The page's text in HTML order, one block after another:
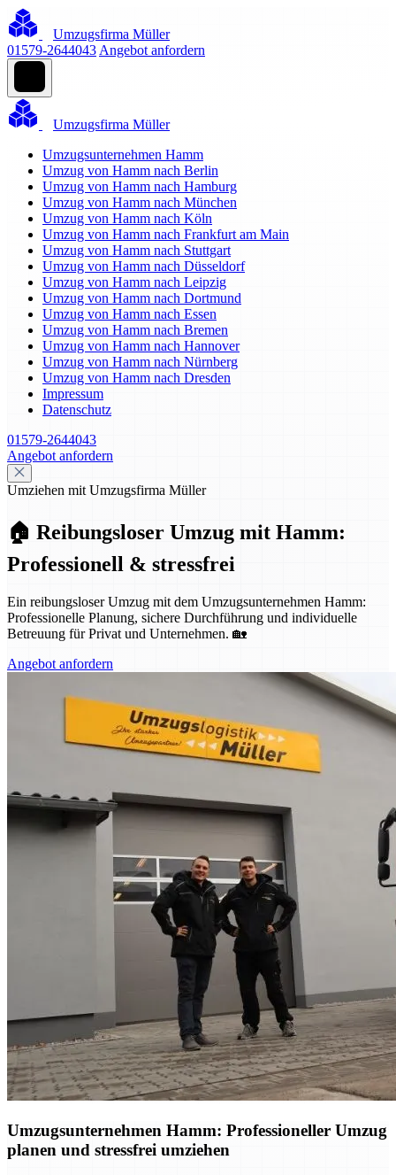
Umzugsfirma Müller
01579-2644043 Angebot anfordern
Umzugsfirma Müller
Umzugsunternehmen Hamm
Umzug von Hamm nach Berlin
Umzug von Hamm nach Hamburg
Umzug von Hamm nach München
Umzug von Hamm nach Köln
Umzug von Hamm nach Frankfurt am Main
Umzug von Hamm nach Stuttgart
Umzug von Hamm nach Düsseldorf
Umzug von Hamm nach Leipzig
Umzug von Hamm nach Dortmund
Umzug von Hamm nach Essen
Umzug von Hamm nach Bremen
Umzug von Hamm nach Hannover
Umzug von Hamm nach Nürnberg
Umzug von Hamm nach Dresden
Impressum
Datenschutz
01579-2644043
Angebot anfordern
Umziehen mit Umzugsfirma Müller
🏠 Reibungsloser Umzug mit Hamm:
Professionell & stressfrei
Ein reibungsloser Umzug mit dem Umzugsunternehmen Hamm:
Professionelle Planung, sichere Durchführung und individuelle
Betreuung für Privat und Unternehmen. 🏡
Angebot anfordern
Umzugsunternehmen Hamm: Professioneller Umzug
planen und stressfrei umziehen